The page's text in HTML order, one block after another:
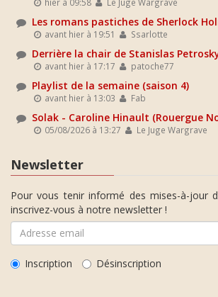
hier à 09:58 Le Juge Wargrave
Les romans pastiches de Sherlock
avant hier à 19:51 Ssarlotte
Derrière la chair de Stanislas
avant hier à 17:17 patoche77
Playlist de la semaine (saison 4)
avant hier à 13:03 Fab
Solak - Caroline Hinault (Rouergue
05/08/2026 à 13:27 Le Juge Wargrave
Newsletter
Pour vous tenir informé des mises-à-jour
inscrivez-vous à notre newsletter !
Inscription Désinscription